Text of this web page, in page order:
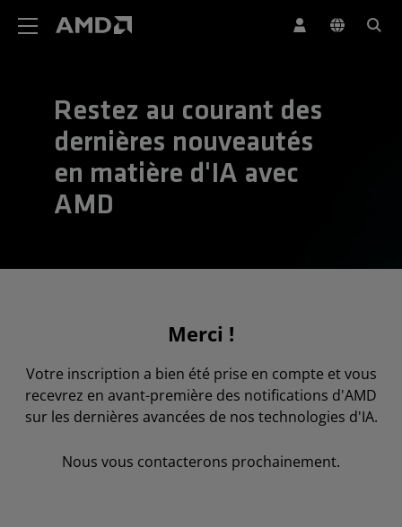
Restez au courant des
dernières nouveautés
en matière d'IA avec
AMD
Merci !
Votre inscription a bien été prise en compte et vous
recevrez en avant-première des notifications d'AMD
sur les dernières avancées de nos technologies d'IA.
Nous vous contacterons prochainement.